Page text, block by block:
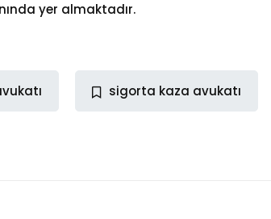
yer almaktadır.
sigorta kaza avukatı